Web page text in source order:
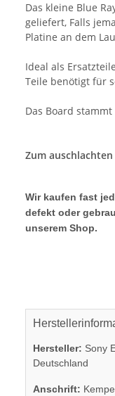
Das kleine Blue
geliefert, Falls
Platine an dem
Ideal als
Teile benötigt für
Das Board
Zum auschlachten
Wir kaufen fast
defekt oder
unserem Shop.
Hersteller: Sony
Deutschland
Anschrift: